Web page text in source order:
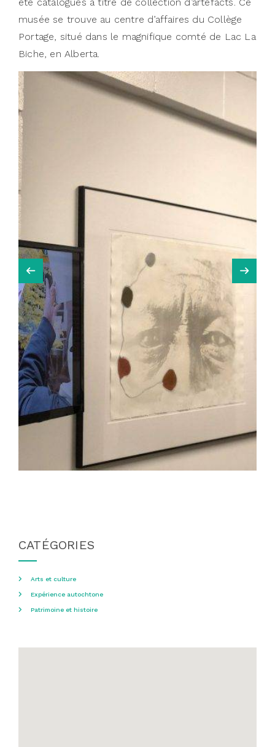
musée se trouve au centre d’affaires du Collège
Portage, situé dans le magnifique comté de Lac La
Biche, en Alberta.
CATÉGORIES
Arts et culture
Expérience autochtone
Patrimoine et histoire